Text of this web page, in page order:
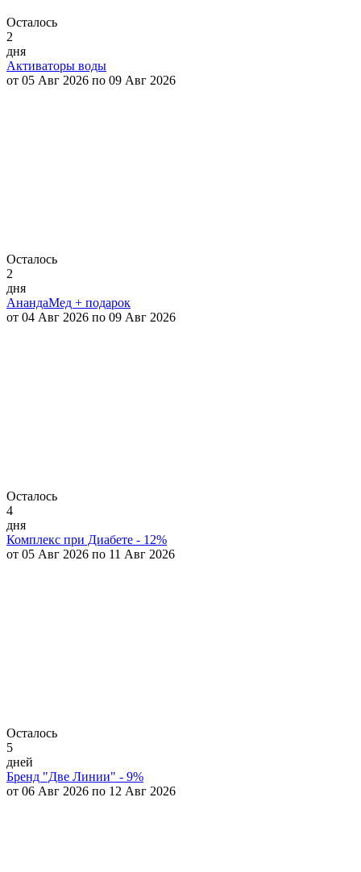
Осталось
2
дня
Активаторы воды
от 05 Авг 2026 по 09 Авг 2026
Осталось
2
дня
АнандаМед + подарок
от 04 Авг 2026 по 09 Авг 2026
Осталось
4
дня
Комплекс при Диабете - 12%
от 05 Авг 2026 по 11 Авг 2026
Осталось
5
дней
Бренд "Две Линии" - 9%
от 06 Авг 2026 по 12 Авг 2026